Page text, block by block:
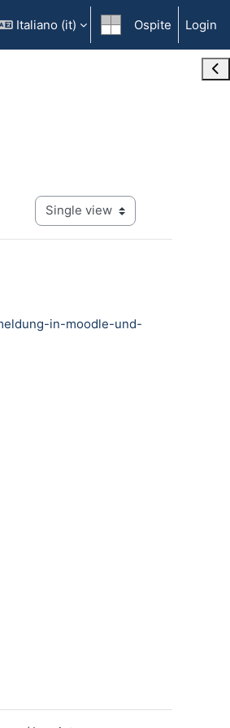
Italiano ‎(it)‎ Ospite Login
View mode tertiary navigation
in-moodle-und-